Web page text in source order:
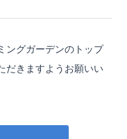
ングガーデンのトップ
だきますようお願いい